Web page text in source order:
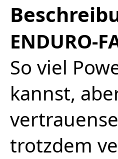
ENDURO-
So viel
kannst,
trotzdem